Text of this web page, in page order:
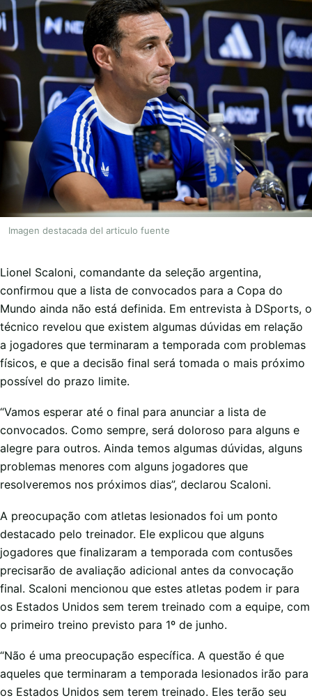
Imagen destacada del articulo fuente
Lionel Scaloni, comandante da seleção argentina,
confirmou que a lista de convocados para a Copa do
Mundo ainda não está definida. Em entrevista à DSports, o
técnico revelou que existem algumas dúvidas em relação
a jogadores que terminaram a temporada com problemas
físicos, e que a decisão final será tomada o mais próximo
possível do prazo limite.
“Vamos esperar até o final para anunciar a lista de
convocados. Como sempre, será doloroso para alguns e
alegre para outros. Ainda temos algumas dúvidas, alguns
problemas menores com alguns jogadores que
resolveremos nos próximos dias”, declarou Scaloni.
A preocupação com atletas lesionados foi um ponto
destacado pelo treinador. Ele explicou que alguns
jogadores que finalizaram a temporada com contusões
precisarão de avaliação adicional antes da convocação
final. Scaloni mencionou que estes atletas podem ir para
os Estados Unidos sem terem treinado com a equipe, com
o primeiro treino previsto para 1º de junho.
“Não é uma preocupação específica. A questão é que
aqueles que terminaram a temporada lesionados irão para
os Estados Unidos sem terem treinado. Eles terão seu